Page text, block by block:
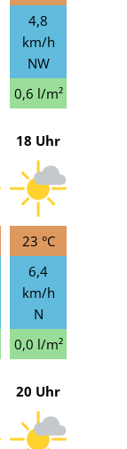
4,8
km/h
NW
0,6 l/m²
18 Uhr
23 °C
6,4
km/h
N
0,0 l/m²
20 Uhr